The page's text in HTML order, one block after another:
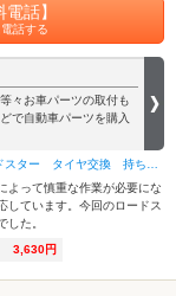
電話】
話する
々お車パーツの取付も
で自動車パーツを購入
よって慎重な作業が必要にな
しています。今回のロードス
した。
3,630円